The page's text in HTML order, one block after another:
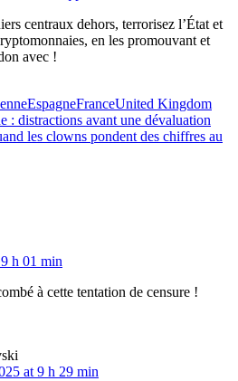
centraux dehors, terrorisez l’État et
en les promouvant et
avec !
EspagneFranceUnited Kingdom
: distractions avant une dévaluation
les clowns pondent des chiffres au
h 01 min
à cette tentation de censure !
at 9 h 29 min